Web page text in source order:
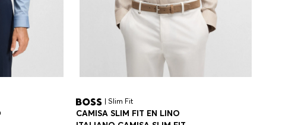
| Slim Fit
CAMISA SLIM FIT EN LINO